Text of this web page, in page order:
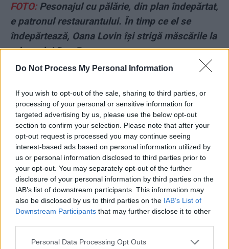
Do Not Process My Personal Information
If you wish to opt-out of the sale, sharing to third parties, or
processing of your personal or sensitive information for
targeted advertising by us, please use the below opt-out
section to confirm your selection. Please note that after your
opt-out request is processed you may continue seeing
interest-based ads based on personal information utilized by
us or personal information disclosed to third parties prior to
your opt-out. You may separately opt-out of the further
disclosure of your personal information by third parties on the
IAB’s list of downstream participants. This information may
also be disclosed by us to third parties on the IAB’s List of
Downstream Participants that may further disclose it to other
Personal Data Processing Opt Outs
FOTO:Pesonajul cu pălărie, din plan îndepărtat,
e patronul restaurantului. În timp ce el se
îndepărtează, Oana Lovin își strigă măscările la
adresa lui Dan Barna
secunde.În total, de la startul „show-ului”,un minut și 7
secunde. Nimeni nu intervine, nimeni n-o tulbură. Nici
patronul, nici vreun angajat al său.
Miroase de la o poștă nu a ciorbă, ci a complicitate. Una
extrem de murdară: patronul unui restaurant din centrul
Capitalei își abandonează doi clienți agresați de o
mahalagioaică agresivă!